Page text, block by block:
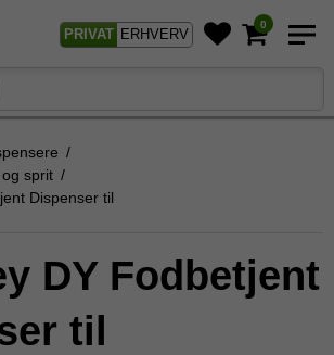
PRIVAT ERHVERV
0
/
sprit /
Dispenser til
DY Fodbetjent
til